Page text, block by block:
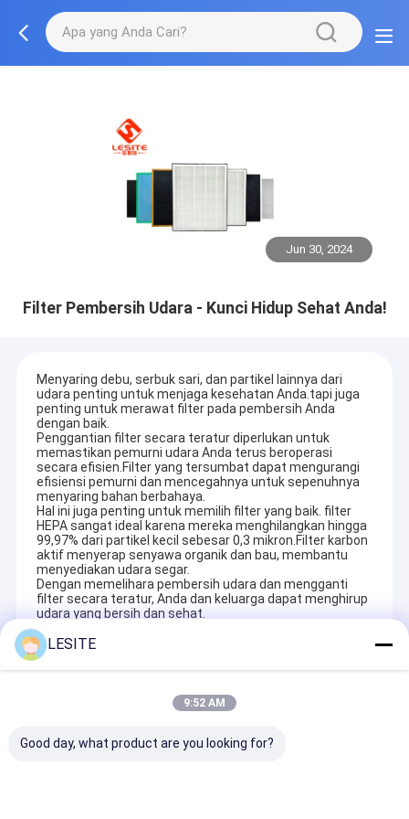
Jun 30, 2024
Filter Pembersih Udara - Kunci Hidup Sehat Anda!
Menyaring debu, serbuk sari, dan partikel lainnya dari
udara penting untuk menjaga kesehatan Anda.tapi juga
penting untuk merawat filter pada pembersih Anda
dengan baik.
Penggantian filter secara teratur diperlukan untuk
memastikan pemurni udara Anda terus beroperasi
secara efisien.Filter yang tersumbat dapat mengurangi
efisiensi pemurni dan mencegahnya untuk sepenuhnya
menyaring bahan berbahaya.
Hal ini juga penting untuk memilih filter yang baik. filter
HEPA sangat ideal karena mereka menghilangkan hingga
99,97% dari partikel kecil sebesar 0,3 mikron.Filter karbon
aktif menyerap senyawa organik dan bau, membantu
menyediakan udara segar.
Dengan memelihara pembersih udara dan mengganti
filter secara teratur, Anda dan keluarga dapat menghirup
udara yang bersih dan sehat.
Recommended Products
LESITE
9:52 AM
Good day, what product are you looking for?